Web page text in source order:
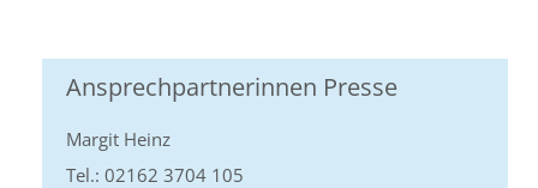
Ansprechpartnerinnen Presse
Margit Heinz
Tel.: 02162 3704 105